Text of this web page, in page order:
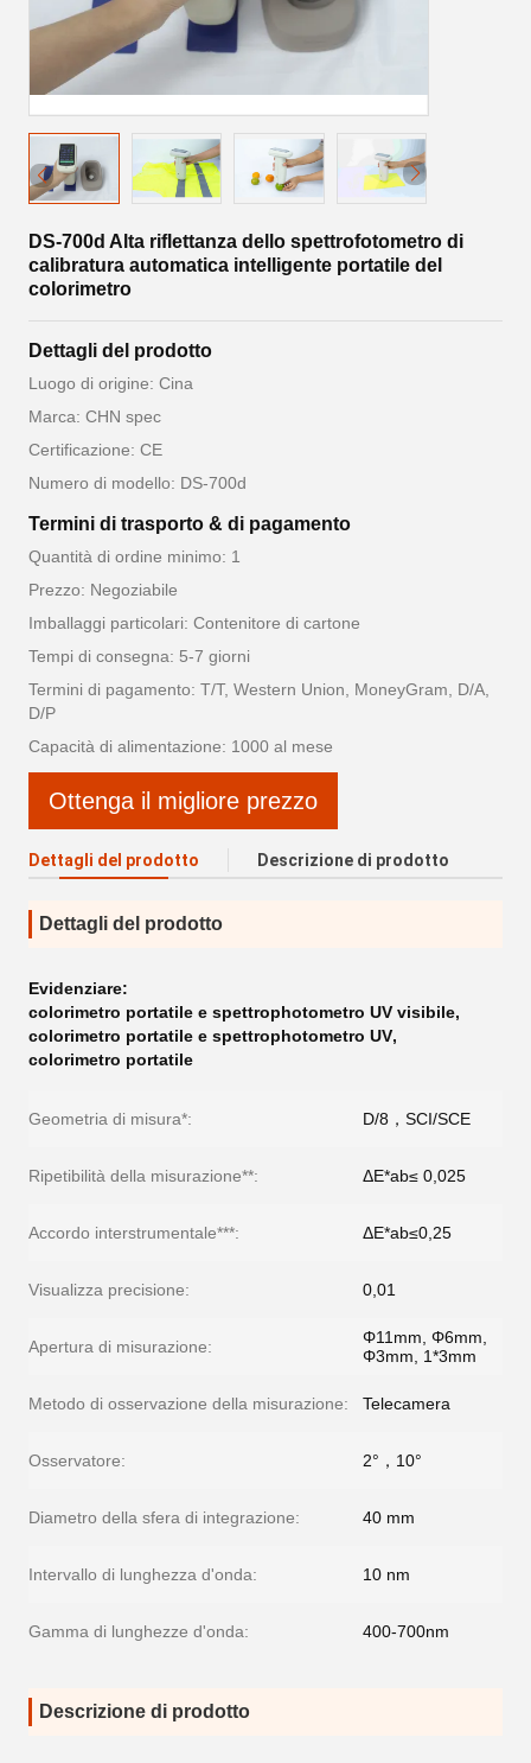
DS-700d Alta riflettanza dello spettrofotometro di
calibratura automatica intelligente portatile del
colorimetro
Dettagli del prodotto
Luogo di origine: Cina
Marca: CHN spec
Certificazione: CE
Numero di modello: DS-700d
Termini di trasporto & di pagamento
Quantità di ordine minimo: 1
Prezzo: Negoziabile
Imballaggi particolari: Contenitore di cartone
Tempi di consegna: 5-7 giorni
Termini di pagamento: T/T, Western Union, MoneyGram, D/A,
D/P
Capacità di alimentazione: 1000 al mese
Ottenga il migliore prezzo
Dettagli del prodotto Descrizione di prodotto
Dettagli del prodotto
Evidenziare:
colorimetro portatile e spettrophotometro UV visibile,
colorimetro portatile e spettrophotometro UV,
colorimetro portatile
Geometria di misura*: D/8，SCI/SCE
Ripetibilità della misurazione**: ΔE*ab≤ 0,025
Accordo interstrumentale***: ΔE*ab≤0,25
Visualizza precisione: 0,01
Apertura di misurazione:
Φ11mm, Φ6mm,
Φ3mm, 1*3mm
Metodo di osservazione della misurazione: Telecamera
Osservatore: 2°，10°
Diametro della sfera di integrazione: 40 mm
Intervallo di lunghezza d'onda: 10 nm
Gamma di lunghezze d'onda: 400-700nm
Descrizione di prodotto